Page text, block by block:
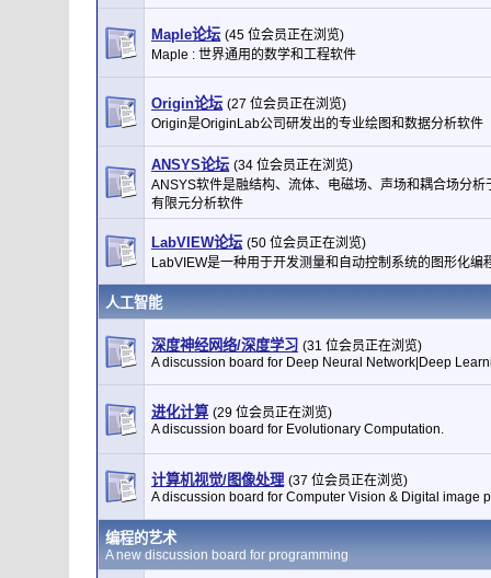
Maple论坛 (45 位会员正在浏览)
Maple : 世界通用的数学和工程软件
Origin论坛 (27 位会员正在浏览)
Origin是OriginLab公司研发出的专业绘图和数据分析软件
ANSYS论坛 (34 位会员正在浏览)
ANSYS软件是融结构、流体、电磁场、声场和耦合场分析
有限元分析软件
LabVIEW论坛 (50 位会员正在浏览)
LabVIEW是一种用于开发测量和自动控制系统的图形化编
人工智能
深度神经网络/深度学习 (31 位会员正在浏览)
A discussion board for Deep Neural Network|Deep
进化计算 (29 位会员正在浏览)
A discussion board for Evolutionary Computation.
计算机视觉/图像处理 (37 位会员正在浏览)
A discussion board for Computer Vision & Digital image
编程的艺术
A new discussion board for programming